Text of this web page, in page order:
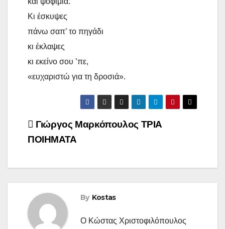
Κι έσκυψες
πάνω σαπ’ το πηγάδι
κι έκλαψες
κι εκείνο σου ’πε,
«ευχαριστώ για τη δροσιά».
Γιώργος Μαρκόπουλος ΤΡΙΑ
ΠΟΙΗΜΑΤΑ
By Kostas
Ο Κώστας Χριστοφιλόπουλος